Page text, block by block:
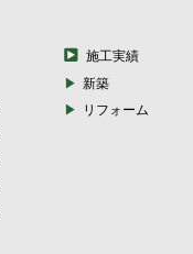
施工実績
新築
リフォーム